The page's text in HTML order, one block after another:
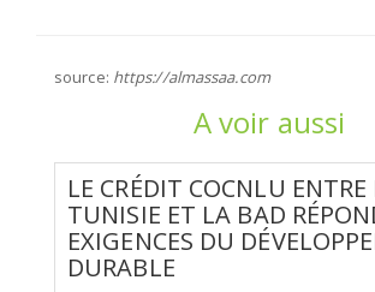
source: https://almassaa.com
A voir aussi
LE CRÉDIT COCNLU ENTRE
TUNISIE ET LA BAD
EXIGENCES DU
DURABLE